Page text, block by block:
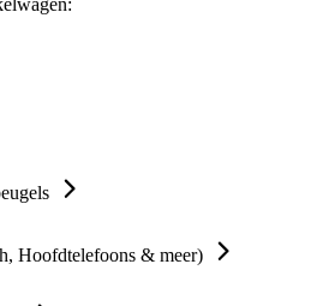
Hoofdtelefoons & meer)